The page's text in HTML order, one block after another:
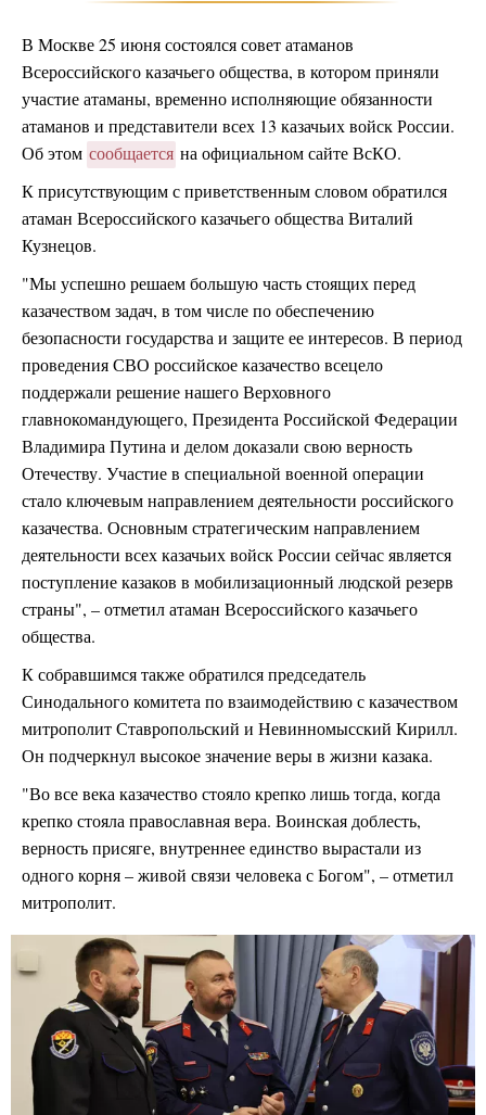
В Москве 25 июня состоялся совет атаманов
Всероссийского казачьего общества, в котором приняли
участие атаманы, временно исполняющие обязанности
атаманов и представители всех 13 казачьих войск России.
Об этом сообщается на официальном сайте ВсКО.
К присутствующим с приветственным словом обратился
атаман Всероссийского казачьего общества Виталий
Кузнецов.
"Мы успешно решаем большую часть стоящих перед
казачеством задач, в том числе по обеспечению
безопасности государства и защите ее интересов. В период
проведения СВО российское казачество всецело
поддержали решение нашего Верховного
главнокомандующего, Президента Российской Федерации
Владимира Путина и делом доказали свою верность
Отечеству. Участие в специальной военной операции
стало ключевым направлением деятельности российского
казачества. Основным стратегическим направлением
деятельности всех казачьих войск России сейчас является
поступление казаков в мобилизационный людской резерв
страны", – отметил атаман Всероссийского казачьего
общества.
К собравшимся также обратился председатель
Синодального комитета по взаимодействию с казачеством
митрополит Ставропольский и Невинномысский Кирилл.
Он подчеркнул высокое значение веры в жизни казака.
"Во все века казачество стояло крепко лишь тогда, когда
крепко стояла православная вера. Воинская доблесть,
верность присяге, внутреннее единство вырастали из
одного корня – живой связи человека с Богом", – отметил
митрополит.